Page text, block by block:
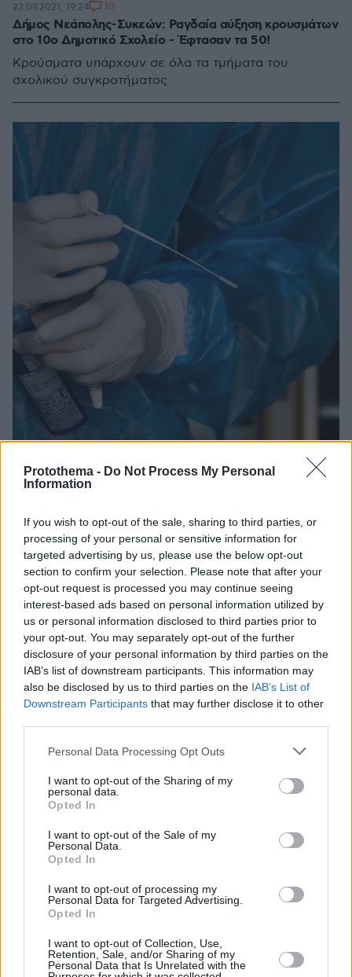
Protothema - Do Not Process My Personal
Information
If you wish to opt-out of the sale, sharing to third parties, or
processing of your personal or sensitive information for
targeted advertising by us, please use the below opt-out
section to confirm your selection. Please note that after your
opt-out request is processed you may continue seeing
interest-based ads based on personal information utilized by
us or personal information disclosed to third parties prior to
your opt-out. You may separately opt-out of the further
disclosure of your personal information by third parties on the
IAB’s list of downstream participants. This information may
also be disclosed by us to third parties on the IAB’s List of
Downstream Participants that may further disclose it to other
Please note that this website/app uses one or more Google
not limited to your visit or usage behaviour. You may click to
grant or deny consent to Google and its third-party tags to
use your data for below specified purposes in below Google
consent section.
Personal Data Processing Opt Outs
I want to opt-out of the Sharing of my
personal data.
Opted In
I want to opt-out of the Sale of my
Personal Data.
Opted In
I want to opt-out of processing my
Personal Data for Targeted Advertising.
Opted In
I want to opt-out of Collection, Use,
Retention, Sale, and/or Sharing of my
Personal Data that Is Unrelated with the
Δήμος Νεάπολης-Συκεών: Ραγδαία αύξηση κρουσμάτων
στο 10ο Δημοτικό Σχολείο - Έφτασαν τα 50!
Κρούσματα υπάρχουν σε όλα τα τμήματα του
σχολικού συγκροτήματος
23.09.2021, 19:24 10
Θεσσαλονίκη: Θετικοί στον κορωνοϊό 14 μαθητές-
Οι μαθητές είναι αθλητές συλλόγων ποδοσφαίρου,
ΤΑΕ KWO DO και Judo - Προπονούνται σε δημοτικό
χώρο-Γυμναστήριο που τους παραχώρησε ο δήμος
18.10.2020, 17:32 2
Η πρώτη τηλε-διαβούλευση στην Ελλάδα από τον Δήμο
04.09.2020, 14:48